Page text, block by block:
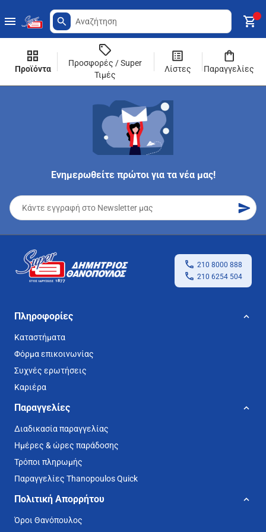
Προϊόντα
Προσφορές / Super
Τιμές
Λίστες Παραγγελίες
Ενημερωθείτε πρώτοι για τα νέα μας!
210 8000 888
210 6254 504
Πληροφορίες
Καταστήματα
Φόρμα επικοινωνίας
Συχνές ερωτήσεις
Καριέρα
Παραγγελίες
Διαδικασία παραγγελίας
Ημέρες & ώρες παράδοσης
Τρόποι πληρωμής
Παραγγελίες Thanopoulos Quick
Πολιτική Απορρήτου
Όροι Θανόπουλος